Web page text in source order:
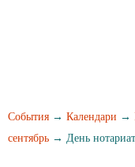
События → Календари →
сентябрь → День